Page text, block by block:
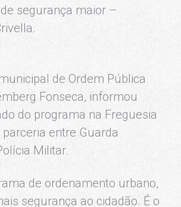
segurança maior –
de Ordem Pública
Fonseca, informou
do programa na Freguesia
entre Guarda
Militar.
de ordenamento urbano,
segurança ao cidadão. É o